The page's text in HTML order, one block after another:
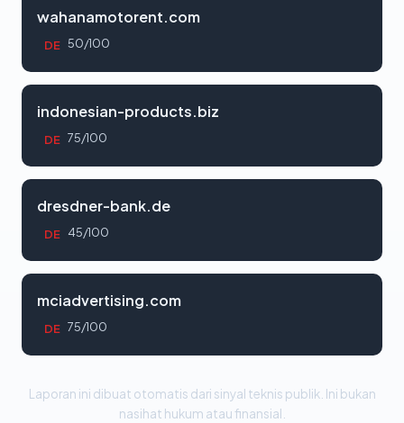
wahanamotorent.com
DE 50/100
indonesian-products.biz
DE 75/100
dresdner-bank.de
DE 45/100
mciadvertising.com
DE 75/100
Laporan ini dibuat otomatis dari sinyal teknis publik. Ini bukan
nasihat hukum atau finansial.